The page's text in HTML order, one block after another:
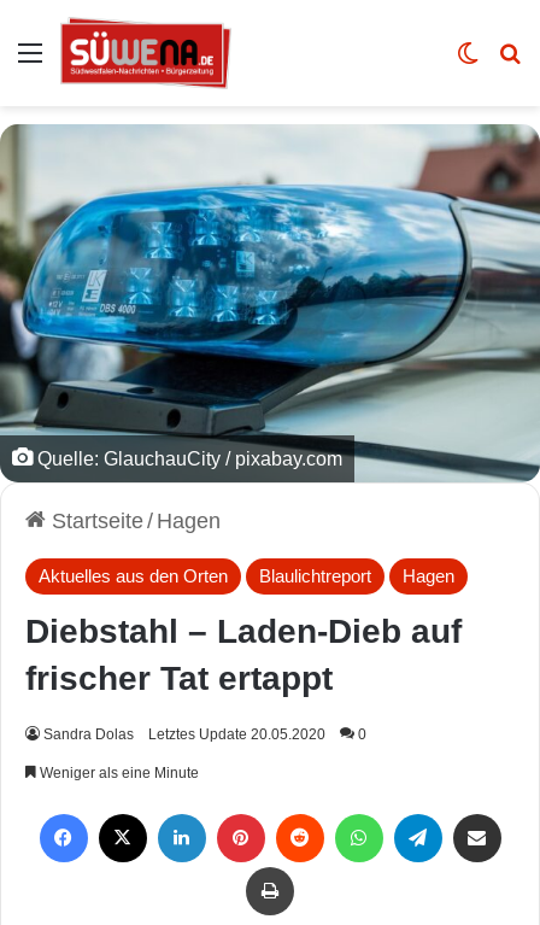
Auswahl Skin
Quelle: GlauchauCity / pixabay.com
Startseite/ Hagen
Aktuelles aus den Orten Blaulichtreport Hagen
Diebstahl – Laden-Dieb auf
frischer Tat ertappt
Sandra Dolas Letztes Update 20.05.2020 0
Weniger als eine Minute
Drucken